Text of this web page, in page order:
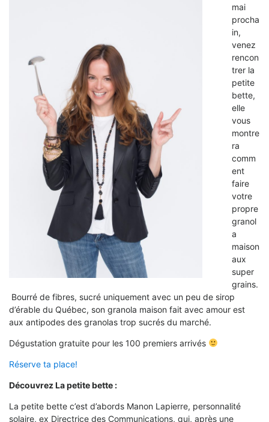
mai
procha
in,
venez
rencon
trer la
petite
bette,
elle
vous
montre
ra
comm
ent
faire
votre
propre
granol
a
maison
aux
super
grains.
Bourré de fibres, sucré uniquement avec un peu de sirop
d’érable du Québec, son granola maison fait avec amour est
aux antipodes des granolas trop sucrés du marché.
Dégustation gratuite pour les 100 premiers arrivés
Réserve ta place!
Découvrez La petite bette :
La petite bette c’est d’abords Manon Lapierre, personnalité
solaire, ex Directrice des Communications, qui, après une